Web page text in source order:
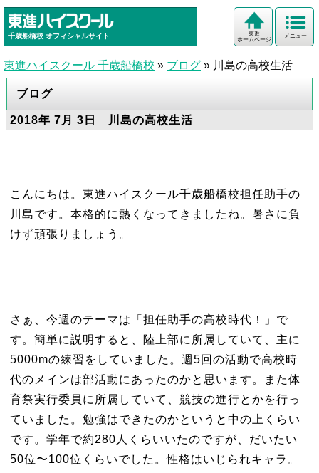
千歳船橋校 オフィシャルサイト メニュー
東進
ホームページ
東進ハイスクール 千歳船橋校 » ブログ » 川島の高校生活
ブログ
2018年 7月 3日 川島の高校生活
こんにちは。東進ハイスクール千歳船橋校担任助手の
川島です。本格的に熱くなってきましたね。暑さに負
けず頑張りましょう。
さぁ、今週のテーマは「担任助手の高校時代！」で
す。簡単に説明すると、陸上部に所属していて、主に
5000mの練習をしていました。週5回の活動で高校時
代のメインは部活動にあったのかと思います。また体
育祭実行委員に所属していて、競技の進行とかを行っ
ていました。勉強はできたのかというと中の上くらい
です。学年で約280人くらいいたのですが、だいたい
50位〜100位くらいでした。性格はいじられキャラ。